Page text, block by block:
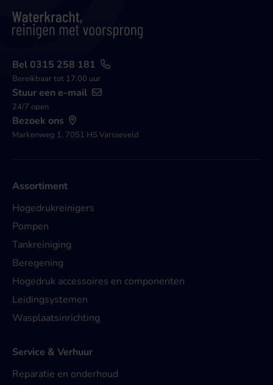
Bel 0315 258 181
Bereikbaar tot 17.00 uur
Stuur een e-mail
24/7 open
Bezoek ons
Markenweg 1, 7051 HS Varsseveld
Assortiment
Hogedrukreinigers
Pompen
Tankreiniging
Beregening
Hogedruk accessoires en componenten
Leidingsystemen
Wasplaatsinrichting
Service & Verhuur
Reparatie en onderhoud